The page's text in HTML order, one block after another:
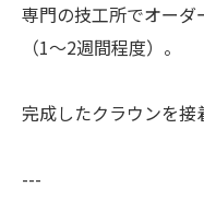
専門の技工所でオーダ
（1～2週間程度）。
完成したクラウンを接
---